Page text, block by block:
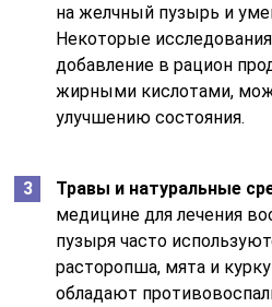
на желчный пузырь и
Некоторые
добавление в рацион
жирными кислотами,
улучшению состояния.
Травы и натуральные
медицине для лечения
пузыря часто
расторопша, мята и
обладают